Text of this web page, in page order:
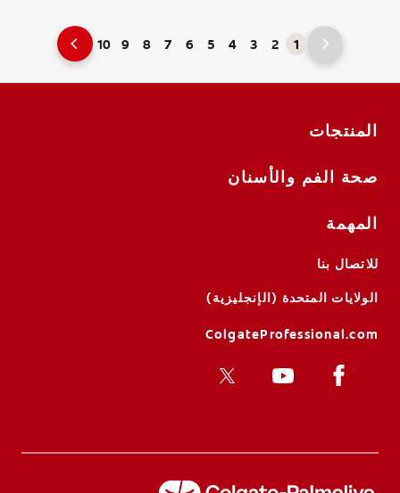
1
2
3
4
5
6
7
8
9
10
المنتجات
صحة الفم والأسنان
المهمة
للاتصال بنا
الولايات المتحدة (الإنجليزية)
ColgateProfessional.com